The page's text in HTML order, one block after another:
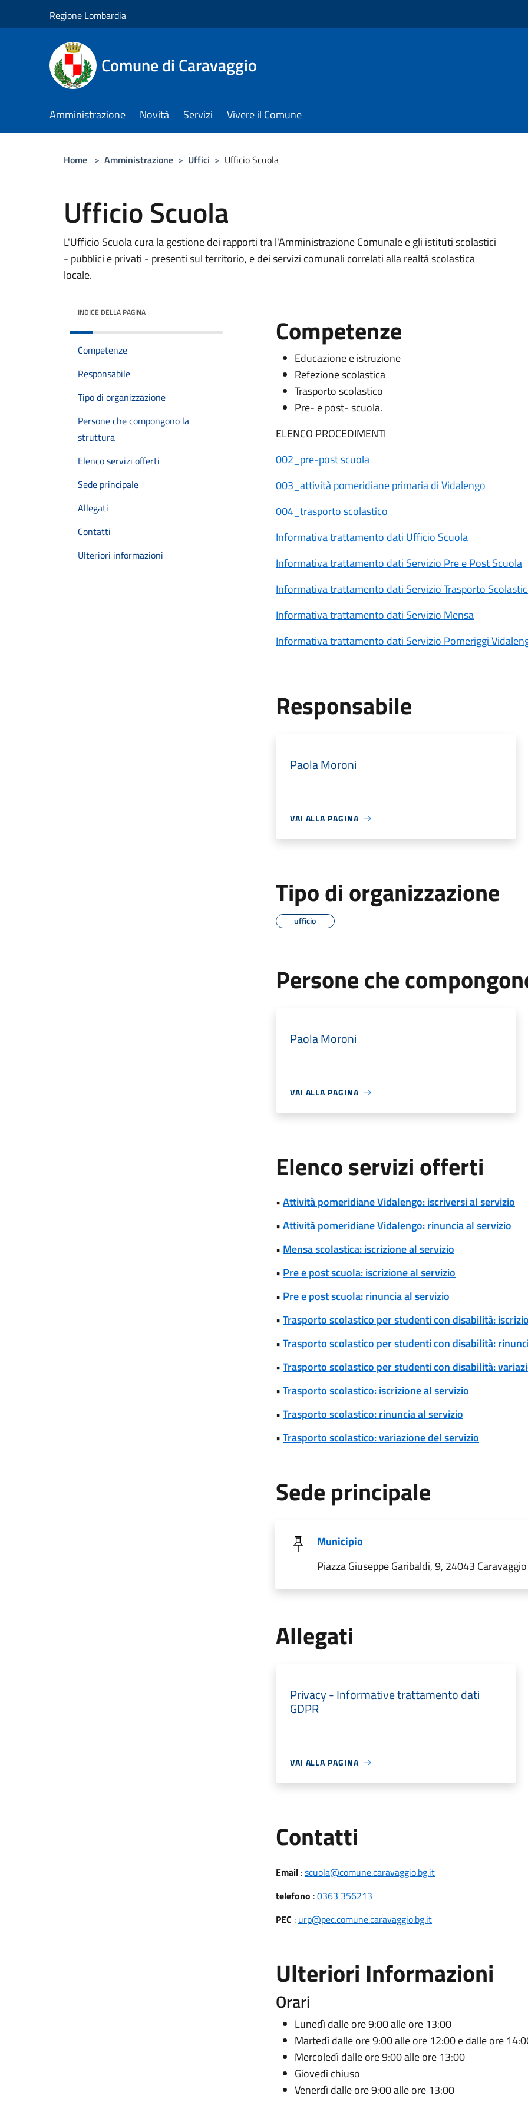
Regione Lombardia
Comune di Caravaggio
Amministrazione Novità Servizi Vivere il Comune
Home > Amministrazione > Uffici > Ufficio Scuola
Ufficio Scuola
L'Ufficio Scuola cura la gestione dei rapporti tra l'Amministrazione Comunale e gli istituti scolastici
- pubblici e privati - presenti sul territorio, e dei servizi comunali correlati alla realtà scolastica
locale.
INDICE DELLA PAGINA
Competenze
Responsabile
Tipo di organizzazione
Persone che compongono la
struttura
Elenco servizi offerti
Sede principale
Allegati
Contatti
Ulteriori informazioni
Competenze
Educazione e istruzione
Refezione scolastica
Trasporto scolastico
Pre- e post- scuola.
ELENCO PROCEDIMENTI
002_pre-post scuola
003_attività pomeridiane primaria di Vidalengo
004_trasporto scolastico
Informativa trattamento dati Ufficio Scuola
Informativa trattamento dati Servizio Pre e Post Scuola
Informativa trattamento dati Servizio Trasporto
Informativa trattamento dati Servizio Mensa
Informativa trattamento dati Servizio Pomeriggi
Responsabile
Paola Moroni
VAI ALLA PAGINA
Tipo di organizzazione
ufficio
Persone che
Paola Moroni
VAI ALLA PAGINA
Elenco servizi offerti
•Attività pomeridiane Vidalengo: iscriversi al servizio
•Attività pomeridiane Vidalengo: rinuncia al servizio
• Mensa scolastica: iscrizione al servizio
• Pre e post scuola: iscrizione al servizio
• Pre e post scuola: rinuncia al servizio
•Trasporto scolastico per studenti con disabilità:
•Trasporto scolastico per studenti con disabilità:
•Trasporto scolastico per studenti con disabilità:
•Trasporto scolastico: iscrizione al servizio
•Trasporto scolastico: rinuncia al servizio
•Trasporto scolastico: variazione del servizio
Sede principale
Municipio
Piazza Giuseppe Garibaldi, 9, 24043
Allegati
Privacy - Informative trattamento dati
GDPR
VAI ALLA PAGINA
Contatti
Email:scuola@comune.caravaggio.bg.it
telefono :0363 356213
PEC : urp@pec.comune.caravaggio.bg.it
Ulteriori Informazioni
Orari
Lunedì dalle ore 9:00 alle ore 13:00
Martedì dalle ore 9:00 alle ore 12:00 e dalle ore
Mercoledì dalle ore 9:00 alle ore 13:00
Giovedì chiuso
Venerdì dalle ore 9:00 alle ore 13:00